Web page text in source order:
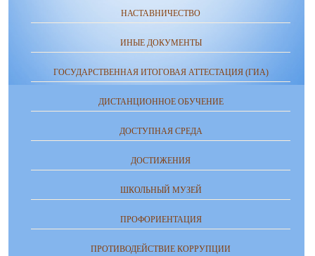
НАСТАВНИЧЕСТВО
ИНЫЕ ДОКУМЕНТЫ
ГОСУДАРСТВЕННАЯ ИТОГОВАЯ АТТЕСТАЦИЯ (ГИА)
ДИСТАНЦИОННОЕ ОБУЧЕНИЕ
ДОСТУПНАЯ СРЕДА
ДОСТИЖЕНИЯ
ШКОЛЬНЫЙ МУЗЕЙ
ПРОФОРИЕНТАЦИЯ
ПРОТИВОДЕЙСТВИЕ КОРРУПЦИИ